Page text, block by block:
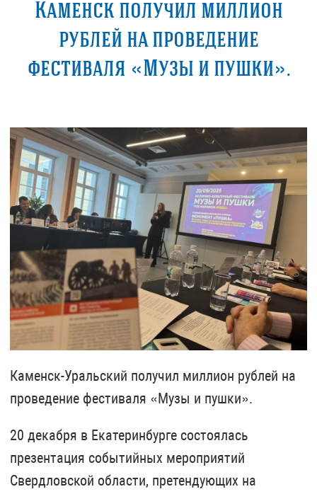
Каменск получил миллион
рублей на проведение
фестиваля «Музы и пушки».
Каменск-Уральский получил миллион рублей на
проведение фестиваля «Музы и пушки».
20 декабря в Екатеринбурге состоялась
презентация событийных мероприятий
Свердловской области, претендующих на